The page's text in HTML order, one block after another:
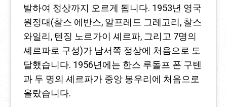
발하여 정상까지 오르게 됩니다. 1953년 영국
원정대(찰스 에반스, 알프레드 그레고리, 찰스
와일리, 텐징 노르가이 셰르파, 그리고 7명의
셰르파로 구성)가 남서쪽 정상에 처음으로 도
달했습니다. 1956년에는 한스 루돌프 폰 구텐
과 두 명의 셰르파가 중앙 봉우리에 처음으로
올랐습니다.